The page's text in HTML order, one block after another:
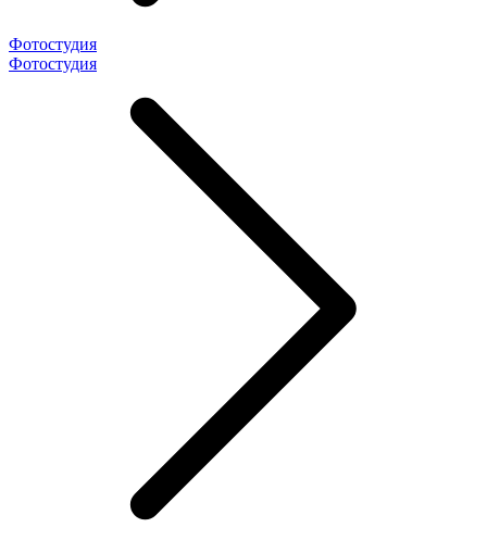
Фотостудия
Фотостудия